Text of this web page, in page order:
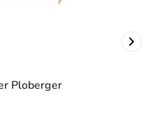
Ploberger